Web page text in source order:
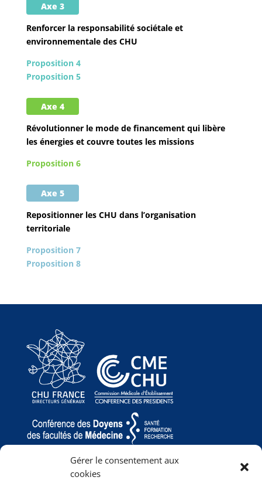
Gérer le consentement aux
cookies
Axe 3
Renforcer la responsabilité sociétale et
environnementale des CHU
Proposition 4
Proposition 5
Axe 4
Révolutionner le mode de financement qui libère
les énergies et couvre toutes les missions
Proposition 6
Axe 5
Repositionner les CHU dans l’organisation
territoriale
Proposition 7
Proposition 8